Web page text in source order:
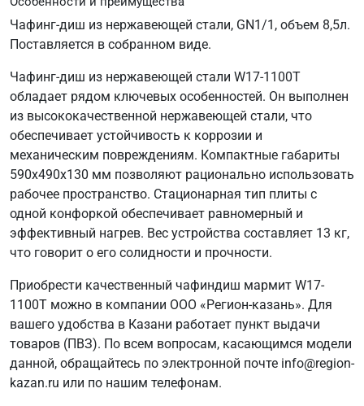
Чафинг-диш из нержавеющей стали, GN1/1, объем 8,5л.
Поставляется в собранном виде.
Чафинг-диш из нержавеющей стали W17-1100T
обладает рядом ключевых особенностей. Он выполнен
из высококачественной нержавеющей стали, что
обеспечивает устойчивость к коррозии и
механическим повреждениям. Компактные габариты
590х490х130 мм позволяют рационально использовать
рабочее пространство. Стационарная тип плиты с
одной конфоркой обеспечивает равномерный и
эффективный нагрев. Вес устройства составляет 13 кг,
что говорит о его солидности и прочности.
Приобрести качественный чафиндиш мармит W17-
1100T можно в компании ООО «Регион-казань». Для
вашего удобства в Казани работает пункт выдачи
товаров (ПВЗ). По всем вопросам, касающимся модели
данной, обращайтесь по электронной почте info@region-
kazan.ru или по нашим телефонам.